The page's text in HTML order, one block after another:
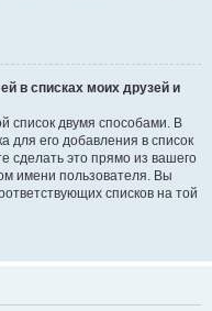
в списках моих друзей и
список двумя способами. В
для его добавления в список
сделать это прямо из вашего
имени пользователя. Вы
списков на той